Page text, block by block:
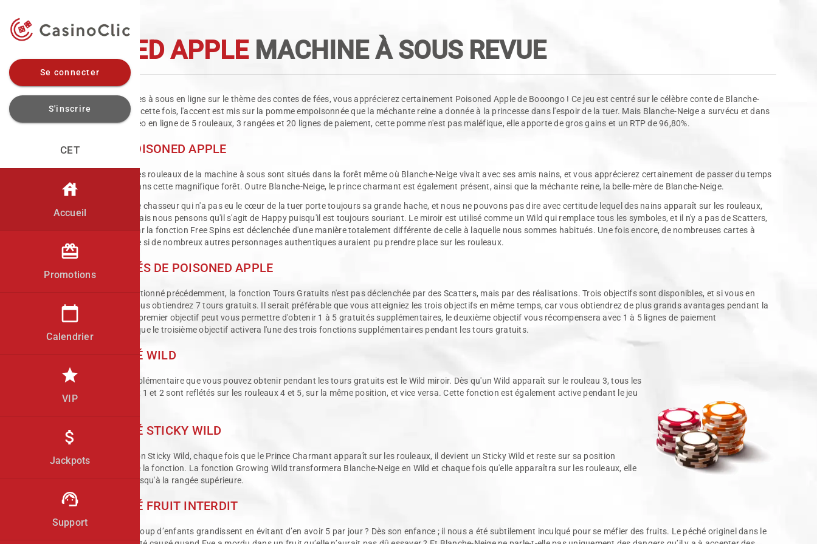
Se connecter
S'inscrire
CET
house
Accueil
redeem
Promotions
calendar_today
Calendrier
star
VIP
attach_money
Jackpots
support_agent
Support
POISONED APPLEMACHINE À SOUS REVUE
Si vous aimez les machines à sous en ligne sur le thème des contes de fées, vous apprécierez certainement Poisoned Apple de Booongo ! Ce jeu est centré sur le célèbre conte de Blanche-
Neige et les 7 nains, mais cette fois, l'accent est mis sur la pomme empoisonnée que la méchante reine a donnée à la princesse dans l'espoir de la tuer. Mais Blanche-Neige a survécu et dans
cette machine à sous vidéo en ligne de 5 rouleaux, 3 rangées et 20 lignes de paiement, cette pomme n'est pas maléfique, elle apporte de gros gains et un RTP de 96,80%.
SYMBOLES DE POISONED APPLE
Les rouleaux de la machine à sous sont situés dans la forêt même où Blanche-Neige vivait avec ses amis nains, et vous apprécierez certainement de passer du temps
dans cette magnifique forêt. Outre Blanche-Neige, le prince charmant est également présent, ainsi que la méchante reine, la belle-mère de Blanche-Neige.
Le chasseur qui n'a pas eu le cœur de la tuer porte toujours sa grande hache, et nous ne pouvons pas dire avec certitude lequel des nains apparaît sur les rouleaux,
mais nous pensons qu'il s'agit de Happy puisqu'il est toujours souriant. Le miroir est utilisé comme un Wild qui remplace tous les symboles, et il n'y a pas de Scatters,
car la fonction Free Spins est déclenchée d'une manière totalement différente de celle à laquelle nous sommes habitués. Une fois encore, de nombreuses cartes à
jouer sont incluses, même si de nombreux autres personnages authentiques auraient pu prendre place sur les rouleaux.
FONCTIONNALITÉS DE POISONED APPLE
Comme nous l'avons mentionné précédemment, la fonction Tours Gratuits n'est pas déclenchée par des Scatters, mais par des réalisations. Trois objectifs sont disponibles, et si vous en
atteignez au moins un, vous obtiendrez 7 tours gratuits. Il serait préférable que vous atteigniez les trois objectifs en même temps, car vous obtiendrez de plus grands avantages pendant la
fonction. Par exemple, le premier objectif peut vous permettre d'obtenir 1 à 5 gratuités supplémentaires, le deuxième objectif vous récompensera avec 1 à 5 lignes de paiement
supplémentaires, tandis que le troisième objectif activera l'une des trois fonctions supplémentaires pendant les tours gratuits.
FONCTIONNALITÉ WILD
La première fonction supplémentaire que vous pouvez obtenir pendant les tours gratuits est le Wild miroir. Dès qu'un Wild apparaît sur le rouleau 3, tous les
autres Wilds des rouleaux 1 et 2 sont reflétés sur les rouleaux 4 et 5, sur la même position, et vice versa. Cette fonction est également active pendant le jeu
de base.
FONCTIONNALITÉ STICKY WILD
Si vous obtenez la fonction Sticky Wild, chaque fois que le Prince Charmant apparaît sur les rouleaux, il devient un Sticky Wild et reste sur sa position
pendant toute la durée de la fonction. La fonction Growing Wild transformera Blanche-Neige en Wild et chaque fois qu'elle apparaîtra sur les rouleaux, elle
grandira de sa position jusqu'à la rangée supérieure.
FONCTIONNALITÉ FRUIT INTERDIT
Est-il étonnant que beaucoup d’enfants grandissent en évitant d’en avoir 5 par jour ? Dès son enfance ; il nous a été subtilement inculqué pour se méfier des fruits. Le péché originel dans le